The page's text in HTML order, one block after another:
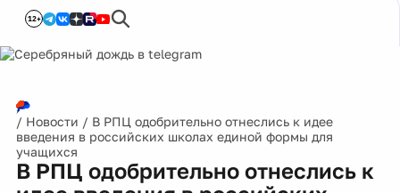
12+
/ Новости / В РПЦ одобрительно отнеслись к идее
введения в российских школах единой формы для
учащихся
В РПЦ одобрительно отнеслись к